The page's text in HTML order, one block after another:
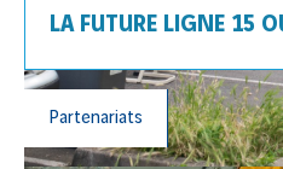
LA FUTURE LIGNE 15
Partenariats